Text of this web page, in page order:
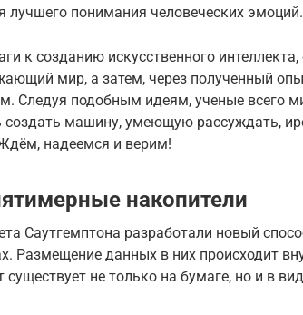
лучшего понимания человеческих эмоций.
к созданию искусственного интеллекта,
мир, а затем, через полученный
Следуя подобным идеям, ученые всего
машину, умеющую рассуждать,
надеемся и верим!
накопители
Саутгемптона разработали новый
Размещение данных в них происходит
существует не только на бумаге, но и в